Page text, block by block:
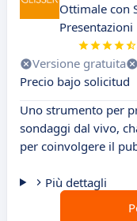
Ottimale con
Presentazioni
Versione gratuita
Precio bajo solicitud
Uno strumento per
sondaggi dal vivo,
per coinvolgere il
Più dettagli